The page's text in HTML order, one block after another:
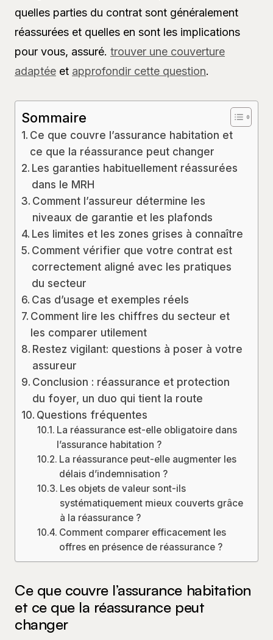
quelles parties du contrat sont généralement
réassurées et quelles en sont les implications
pour vous, assuré. trouver une couverture
adaptée et approfondir cette question.
Sommaire
Ce que couvre l’assurance habitation et
ce que la réassurance peut changer
Les garanties habituellement réassurées
dans le MRH
Comment l’assureur détermine les
niveaux de garantie et les plafonds
Les limites et les zones grises à connaître
Comment vérifier que votre contrat est
correctement aligné avec les pratiques
du secteur
Cas d’usage et exemples réels
Comment lire les chiffres du secteur et
les comparer utilement
Restez vigilant: questions à poser à votre
assureur
Conclusion : réassurance et protection
du foyer, un duo qui tient la route
Questions fréquentes
La réassurance est-elle obligatoire dans
l’assurance habitation ?
La réassurance peut-elle augmenter les
délais d’indemnisation ?
Les objets de valeur sont-ils
systématiquement mieux couverts grâce
à la réassurance ?
Comment comparer efficacement les
offres en présence de réassurance ?
Ce que couvre l’assurance habitation
et ce que la réassurance peut
changer